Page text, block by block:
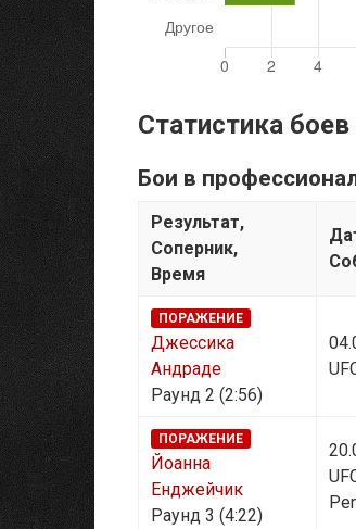
Статистика
Бои в
Результат,
Соперник,
Время
ПОРАЖЕНИЕ
Джессика
Андраде
Раунд 2 (2:56)
ПОРАЖЕНИЕ
Йоанна
Енджейчик
Раунд 3 (4:22)